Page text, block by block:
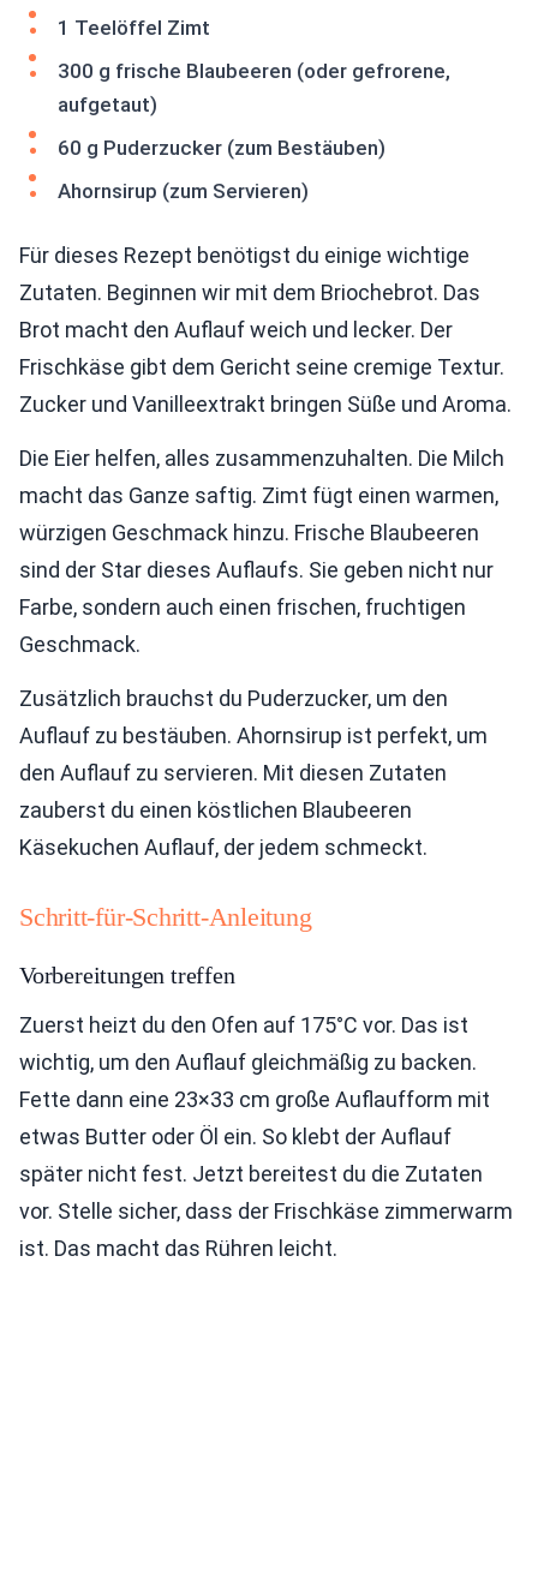
1 Teelöffel Zimt
300 g frische Blaubeeren (oder gefrorene,
aufgetaut)
60 g Puderzucker (zum Bestäuben)
Ahornsirup (zum Servieren)
Für dieses Rezept benötigst du einige wichtige
Zutaten. Beginnen wir mit dem Briochebrot. Das
Brot macht den Auflauf weich und lecker. Der
Frischkäse gibt dem Gericht seine cremige Textur.
Zucker und Vanilleextrakt bringen Süße und Aroma.
Die Eier helfen, alles zusammenzuhalten. Die Milch
macht das Ganze saftig. Zimt fügt einen warmen,
würzigen Geschmack hinzu. Frische Blaubeeren
sind der Star dieses Auflaufs. Sie geben nicht nur
Farbe, sondern auch einen frischen, fruchtigen
Geschmack.
Zusätzlich brauchst du Puderzucker, um den
Auflauf zu bestäuben. Ahornsirup ist perfekt, um
den Auflauf zu servieren. Mit diesen Zutaten
zauberst du einen köstlichen Blaubeeren
Käsekuchen Auflauf, der jedem schmeckt.
Schritt-für-Schritt-Anleitung
Vorbereitungen treffen
Zuerst heizt du den Ofen auf 175°C vor. Das ist
wichtig, um den Auflauf gleichmäßig zu backen.
Fette dann eine 23×33 cm große Auflaufform mit
etwas Butter oder Öl ein. So klebt der Auflauf
später nicht fest. Jetzt bereitest du die Zutaten
vor. Stelle sicher, dass der Frischkäse zimmerwarm
ist. Das macht das Rühren leicht.